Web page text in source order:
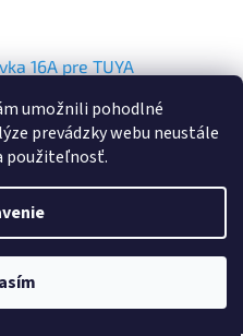
umožnili pohodlné
prevádzky webu neustále
použiteľnosť.
16A pre TUYA
Skladom(5 ks)
Do košíka